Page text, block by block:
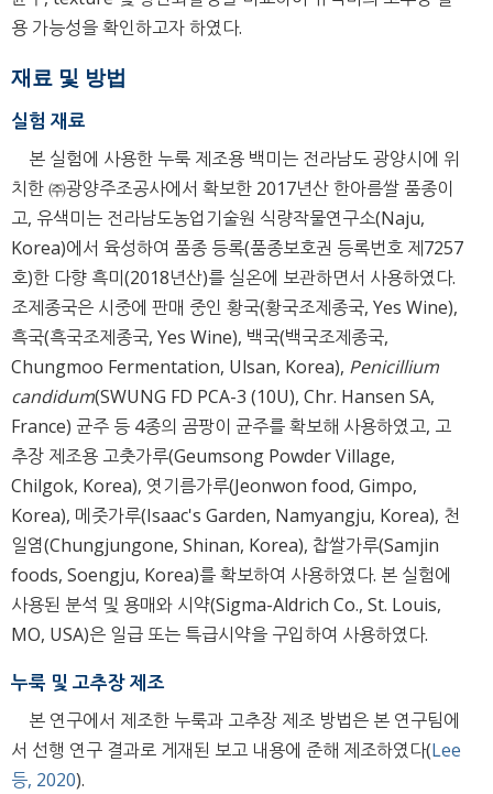
용 가능성을 확인하고자 하였다.
재료 및 방법
실험 재료
본 실험에 사용한 누룩 제조용 백미는 전라남도 광양시에 위
치한 ㈜광양주조공사에서 확보한 2017년산 한아름쌀 품종이
고, 유색미는 전라남도농업기술원 식량작물연구소(Naju,
Korea)에서 육성하여 품종 등록(품종보호권 등록번호 제7257
호)한 다향 흑미(2018년산)를 실온에 보관하면서 사용하였다.
조제종국은 시중에 판매 중인 황국(황국조제종국, Yes Wine),
흑국(흑국조제종국, Yes Wine), 백국(백국조제종국,
Chungmoo Fermentation, Ulsan, Korea), Penicillium
candidum(SWUNG FD PCA-3 (10U), Chr. Hansen SA,
France) 균주 등 4종의 곰팡이 균주를 확보해 사용하였고, 고
추장 제조용 고춧가루(Geumsong Powder Village,
Chilgok, Korea), 엿기름가루(Jeonwon food, Gimpo,
Korea), 메줏가루(Isaac's Garden, Namyangju, Korea), 천
일염(Chungjungone, Shinan, Korea), 찹쌀가루(Samjin
foods, Soengju, Korea)를 확보하여 사용하였다. 본 실험에
사용된 분석 및 용매와 시약(Sigma-Aldrich Co., St. Louis,
MO, USA)은 일급 또는 특급시약을 구입하여 사용하였다.
누룩 및 고추장 제조
본 연구에서 제조한 누룩과 고추장 제조 방법은 본 연구팀에
서 선행 연구 결과로 게재된 보고 내용에 준해 제조하였다(Lee
등, 2020).